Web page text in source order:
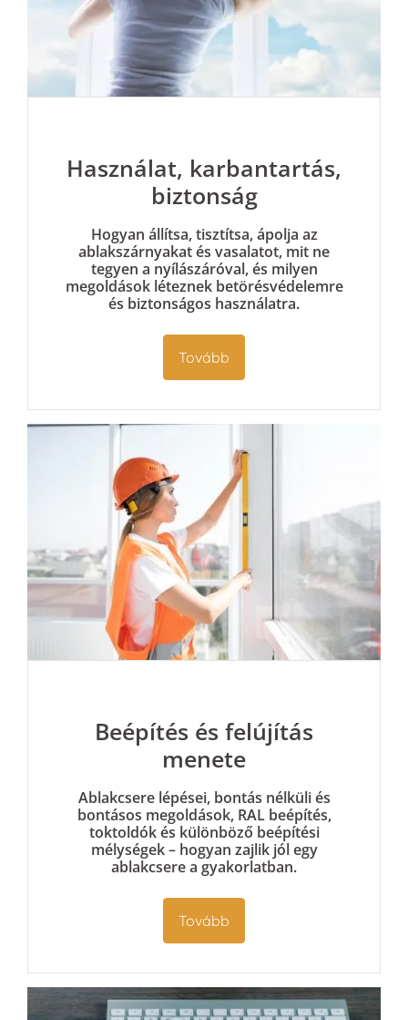
Használat, karbantartás,
biztonság
Hogyan állítsa, tisztítsa, ápolja az
ablakszárnyakat és vasalatot, mit ne
tegyen a nyílászáróval, és milyen
megoldások léteznek betörésvédelemre
és biztonságos használatra.
Tovább
Beépítés és felújítás
menete
Ablakcsere lépései, bontás nélküli és
bontásos megoldások, RAL beépítés,
tok­toldók és különböző beépítési
mélységek – hogyan zajlik jól egy
ablakcsere a gyakorlatban.
Tovább